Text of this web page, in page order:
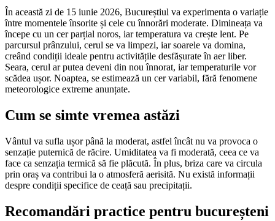
În această zi de 15 iunie 2026, Bucureștiul va experimenta o variație
între momentele însorite și cele cu înnorări moderate. Dimineața va
începe cu un cer parțial noros, iar temperatura va crește lent. Pe
parcursul prânzului, cerul se va limpezi, iar soarele va domina,
creând condiții ideale pentru activitățile desfășurate în aer liber.
Seara, cerul ar putea deveni din nou înnorat, iar temperaturile vor
scădea ușor. Noaptea, se estimează un cer variabil, fără fenomene
meteorologice extreme anunțate.
Cum se simte vremea astăzi
Vântul va sufla ușor până la moderat, astfel încât nu va provoca o
senzație puternică de răcire. Umiditatea va fi moderată, ceea ce va
face ca senzația termică să fie plăcută. În plus, briza care va circula
prin oraș va contribui la o atmosferă aerisită. Nu există informații
despre condiții specifice de ceață sau precipitații.
Recomandări practice pentru bucureșteni